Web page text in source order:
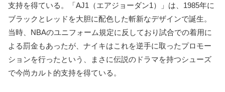
支持を得ている。「AJ1（エアジョーダン1）」は、1985年に
ブラックとレッドを大胆に配色した斬新なデザインで誕生。
当時、NBAのユニフォーム規定に反しており試合での着用に
よる罰金もあったが、ナイキはこれを逆手に取ったプロモー
ションを行ったという、まさに伝説のドラマを持つシューズ
で今尚カルト的支持を得ている。